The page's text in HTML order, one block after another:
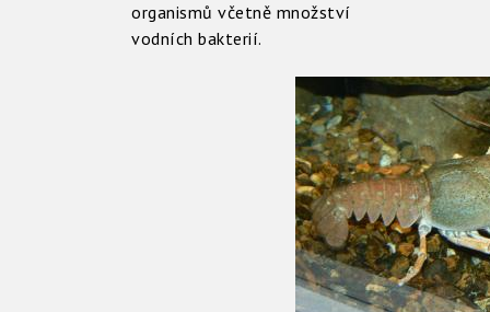
organismů včetně množství
vodních bakterií.